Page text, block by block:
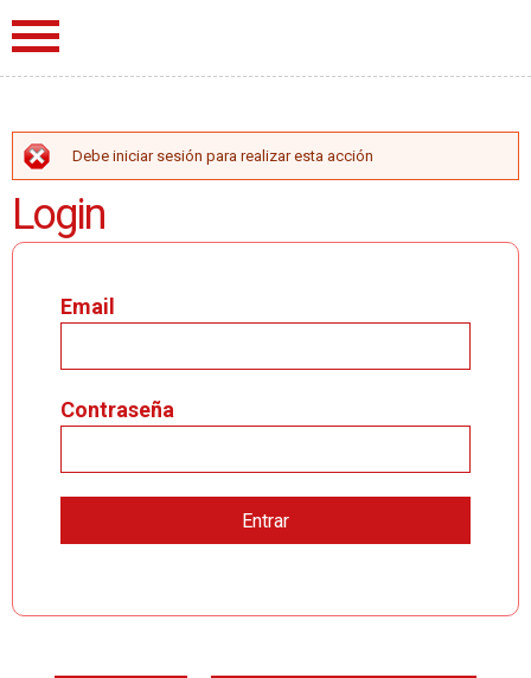
MENSAJE DE ERROR
Debe iniciar sesión para realizar esta acción
Login
Email
Contraseña